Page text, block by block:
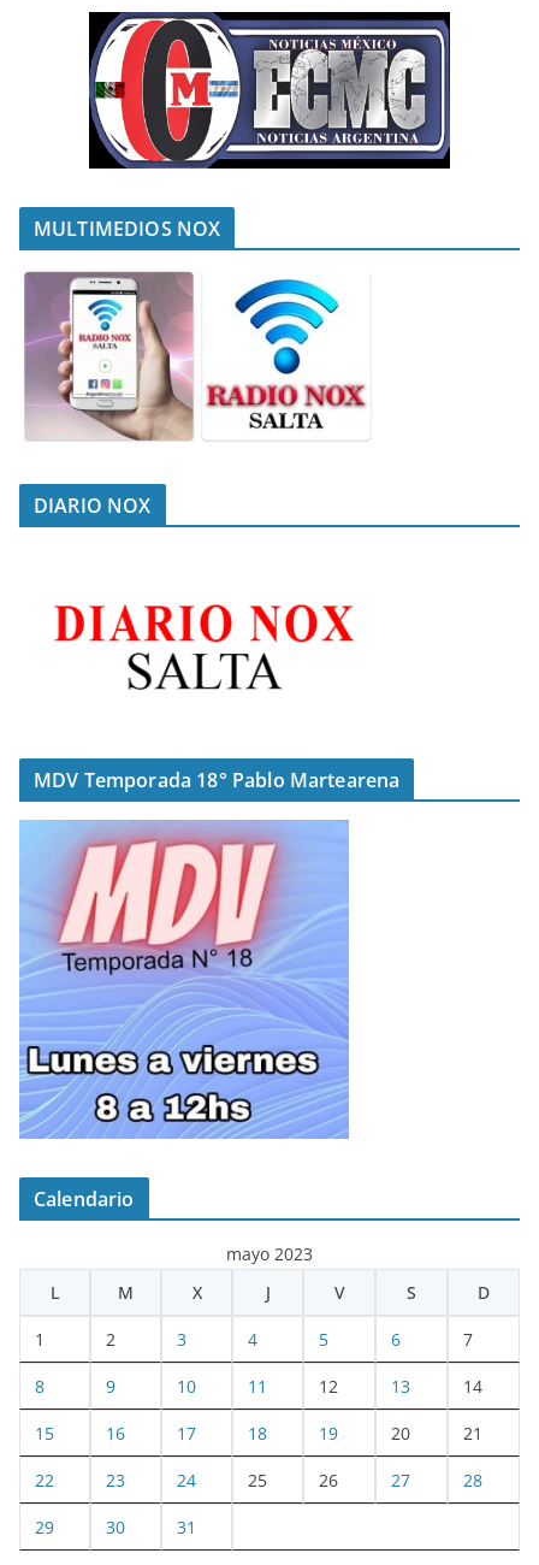
MULTIMEDIOS NOX
DIARIO NOX
MDV Temporada 18° Pablo Martearena
Calendario
mayo 2023
L
M X J V S D
1 2 3 4 5 6 7
8 9 10 11 12 13 14
15 16 17 18 19 20 21
22 23 24 25 26 27 28
29 30 31